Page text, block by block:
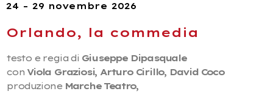
24 – 29 novembre 2026
Orlando, la commedia
testo e regia di Giuseppe Dipasquale
con Viola Graziosi, Arturo Cirillo, David Coco
produzione Marche Teatro,